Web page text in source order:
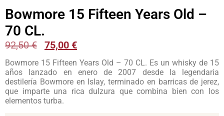
Bowmore 15 Fifteen Years Old –
70 CL.
92,50€ 75,00 €
Bowmore 15 Fifteen Years Old – 70 CL. Es un whisky de 15
años lanzado en enero de 2007 desde la legendaria
destilería Bowmore en Islay, terminado en barricas de jerez,
que imparte una rica dulzura que combina bien con los
elementos turba.